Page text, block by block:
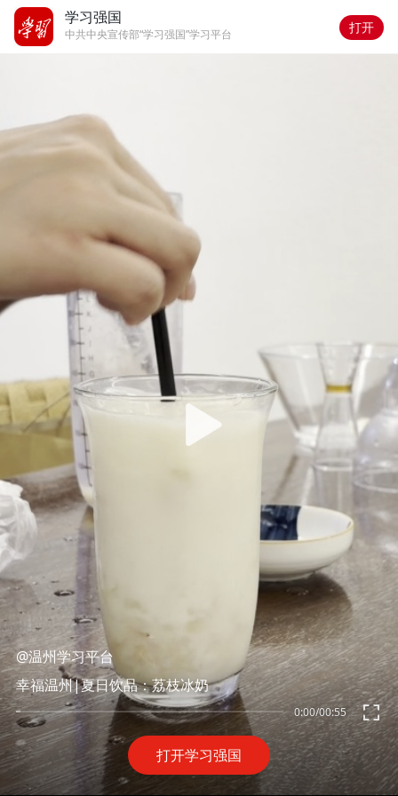
学习强国
中共中央宣传部“学习强国”学习平台 打开
打开学习强国
0:00/00:55
@温州学习平台
幸福温州|夏日饮品：荔枝冰奶